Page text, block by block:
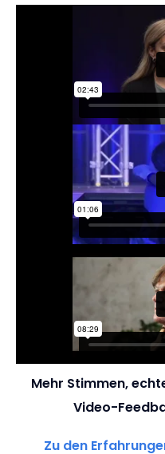
Mehr Stimmen,
Video-
Zu den